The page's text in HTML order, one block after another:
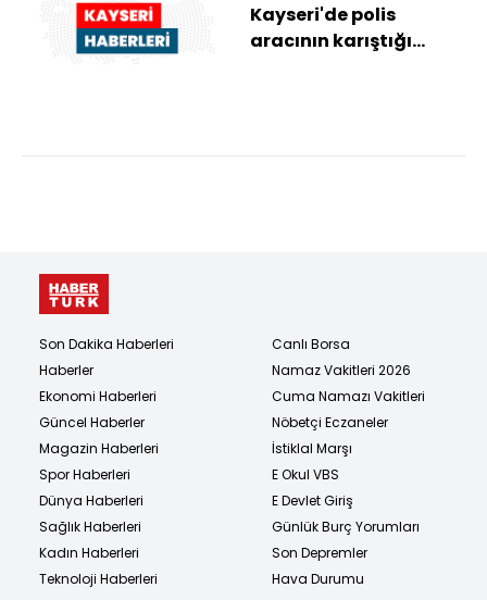
Kayseri'de polis
aracının karıştığı
Son Dakika Haberleri
Haberler
Ekonomi Haberleri
Güncel Haberler
Magazin Haberleri
Spor Haberleri
Dünya Haberleri
Sağlık Haberleri
Kadın Haberleri
Teknoloji Haberleri
Canlı Borsa
Namaz Vakitleri 2026
Cuma Namazı Vakitleri
Nöbetçi Eczaneler
İstiklal Marşı
E Okul VBS
E Devlet Giriş
Günlük Burç Yorumları
Son Depremler
Hava Durumu